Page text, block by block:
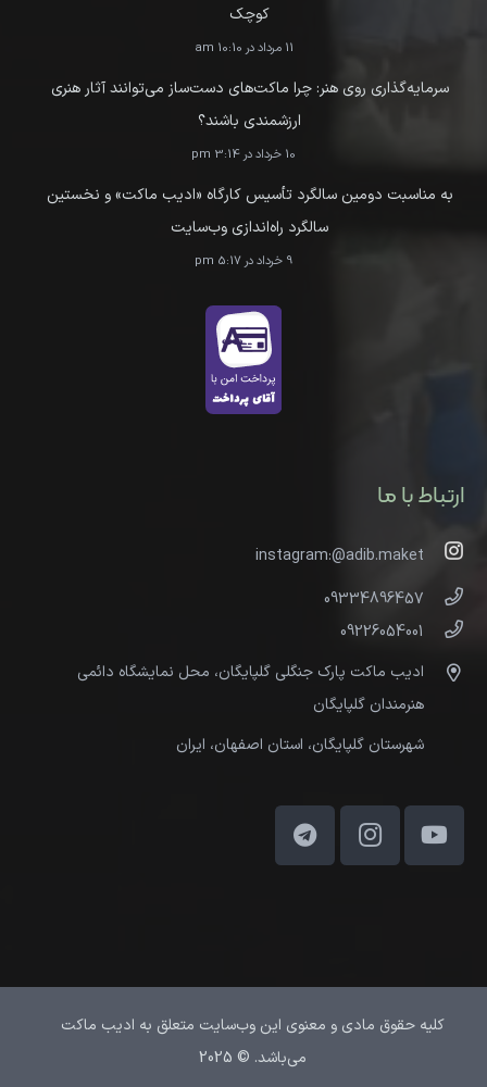
کوچک
11 مرداد در 10:10 am
سرمایه‌گذاری روی هنر: چرا ماکت‌های دست‌ساز می‌توانند آثار هنری
ارزشمندی باشند؟
10 خرداد در 3:14 pm
به مناسبت دومین سالگرد تأسیس کارگاه «ادیب ماکت» و نخستین
سالگرد راه‌اندازی وب‌سایت
9 خرداد در 5:17 pm
ارتباط با ما
instagram:@adib.maket
09334896457
09226054001
ادیب ماکت پارک جنگلی گلپایگان، محل نمایشگاه دائمی
هنرمندان گلپایگان
شهرستان گلپایگان، استان اصفهان، ایران
کلیه حقوق مادی و معنوی این وب‌سایت متعلق به ادیب ماکت
می‌باشد. © 2025